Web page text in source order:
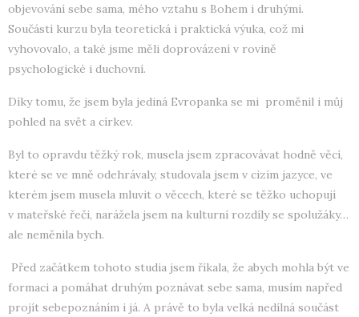
objevování sebe sama, mého vztahu s Bohem i druhými.
Součástí kurzu byla teoretická i praktická výuka, což mi
vyhovovalo, a také jsme měli doprovázení v rovině
psychologické i duchovní.
Díky tomu, že jsem byla jediná Evropanka se mi proměnil i můj
pohled na svět a církev.
Byl to opravdu těžký rok, musela jsem zpracovávat hodně věcí,
které se ve mně odehrávaly, studovala jsem v cizím jazyce, ve
kterém jsem musela mluvit o věcech, které se těžko uchopují
v mateřské řeči, narážela jsem na kulturní rozdíly se spolužáky…
ale neměnila bych.
Před začátkem tohoto studia jsem říkala, že abych mohla být ve
formaci a pomáhat druhým poznávat sebe sama, musím napřed
projít sebepoznáním i já. A právě to byla velká nedílná součást